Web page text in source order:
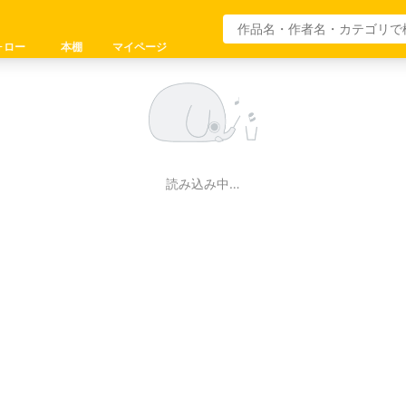
ロー 本棚 マイページ
読み込み中…